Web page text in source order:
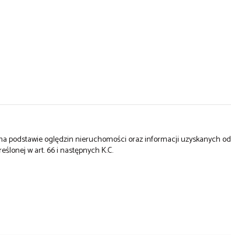
podstawie oględzin nieruchomości oraz informacji uzyskanych od
w art. 66 i następnych K.C.